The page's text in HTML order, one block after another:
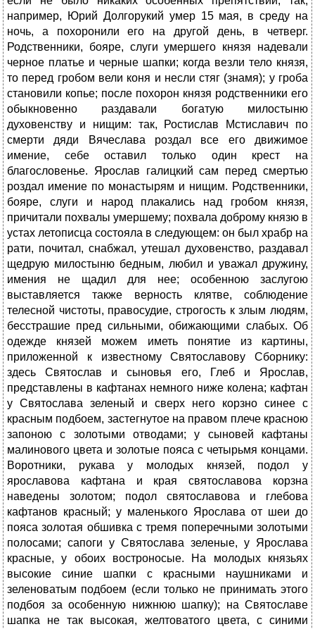
например, Юрий Долгорукий умер 15 мая, в среду на
ночь, а похоронили его на другой день, в четверг.
Родственники, бояре, слуги умершего князя надевали
черное платье и черные шапки; когда везли тело князя,
то перед гробом вели коня и несли стяг (знамя); у гроба
становили копье; после похорон князя родственники его
обыкновенно раздавали богатую милостыню
духовенству и нищим: так, Ростислав Мстиславич по
смерти дяди Вячеслава роздал все его движимое
имение, себе оставил только один крест на
благословенье. Ярослав галицкий сам перед смертью
роздал имение по монастырям и нищим. Родственники,
бояре, слуги и народ плакались над гробом князя,
причитали похвалы умершему; похвала доброму князю в
устах летописца состояла в следующем: он был храбр на
рати, почитал, снабжал, утешал духовенство, раздавал
щедрую милостыню бедным, любил и уважал дружину,
имения не щадил для нее; особенною заслугою
выставляется также верность клятве, соблюдение
телесной чистоты, правосудие, строгость к злым людям,
бесстрашие пред сильными, обижающими слабых. Об
одежде князей можем иметь понятие из картины,
приложенной к известному Святославову Сборнику:
здесь Святослав и сыновья его, Глеб и Ярослав,
представлены в кафтанах немного ниже колена; кафтан
у Святослава зеленый и сверх него корзно синее с
красным подбоем, застегнутое на правом плече красною
запоною с золотыми отводами; у сыновей кафтаны
малинового цвета и золотые пояса с четырьмя концами.
Воротники, рукава у молодых князей, подол у
ярославова кафтана и края святославова корзна
наведены золотом; подол святославова и глебова
кафтанов красный; у маленького Ярослава от шеи до
пояса золотая обшивка с тремя поперечными золотыми
полосами; сапоги у Святослава зеленые, у Ярослава
красные, у обоих востроносые. На молодых князьях
высокие синие шапки с красными наушниками и
зеленоватым подбоем (если только не принимать этого
подбоя за особенную нижнюю шапку); на Святославе
шапка не так высокая, желтоватого цвета, с синими